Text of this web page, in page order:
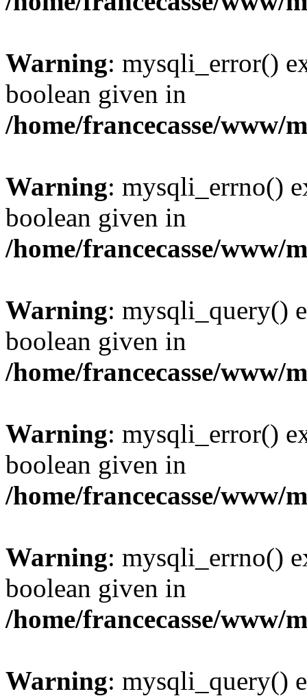
Warning: mysqli_error()
boolean given in
/home/francecasse/www/
Warning: mysqli_errno()
boolean given in
/home/francecasse/www/
Warning: mysqli_query()
boolean given in
/home/francecasse/www/
Warning: mysqli_error()
boolean given in
/home/francecasse/www/
Warning: mysqli_errno()
boolean given in
/home/francecasse/www/
Warning: mysqli_query()